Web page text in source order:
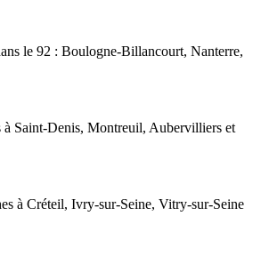
le 92 : Boulogne-Billancourt, Nanterre,
à Saint-Denis, Montreuil, Aubervilliers et
à Créteil, Ivry-sur-Seine, Vitry-sur-Seine